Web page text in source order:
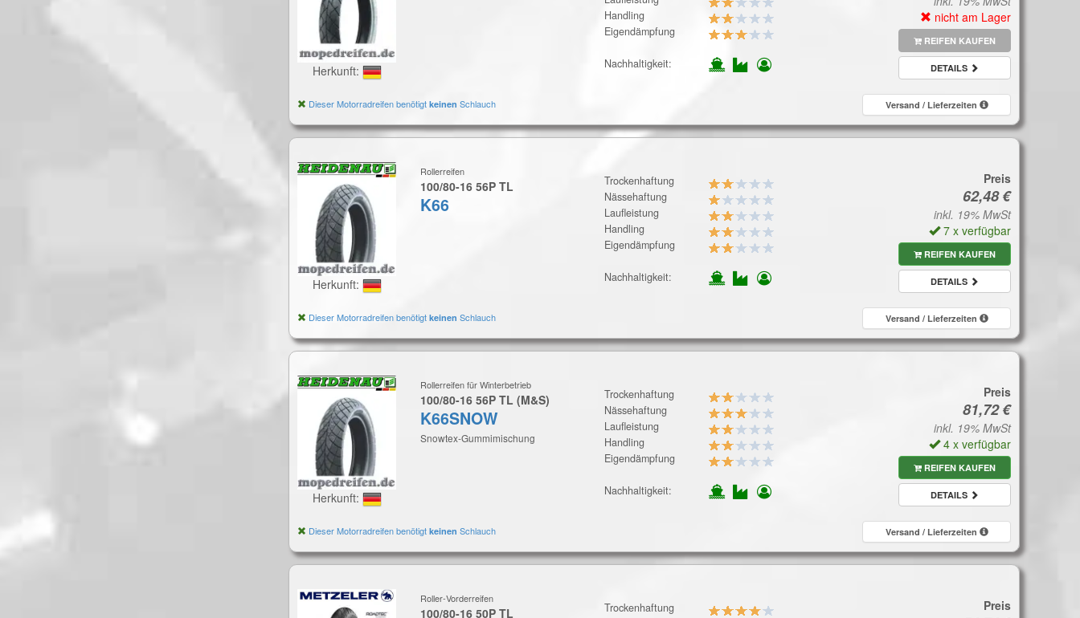
Herkunft:
Handling
Eigendämpfung
Nachhaltigkeit:
nicht am Lager
REIFEN KAUFEN
DETAILS
Dieser Motorradreifen benötigt keinen Schlauch Versand / Lieferzeiten
Herkunft:
Rollerreifen
100/80-16 56P TL
K66
Trockenhaftung
Nässehaftung
Laufleistung
Handling
Eigendämpfung
Nachhaltigkeit:
Preis
inkl. 19% MwSt
7 x verfügbar
REIFEN KAUFEN
DETAILS
Dieser Motorradreifen benötigt keinen Schlauch Versand / Lieferzeiten
Herkunft:
Rollerreifen für Winterbetrieb
100/80-16 56P TL (M&S)
K66SNOW
Snowtex-Gummimischung
Trockenhaftung
Nässehaftung
Laufleistung
Handling
Eigendämpfung
Nachhaltigkeit:
Preis
inkl. 19% MwSt
4 x verfügbar
REIFEN KAUFEN
DETAILS
Dieser Motorradreifen benötigt keinen Schlauch Versand / Lieferzeiten
Roller-Vorderreifen
100/80-16 50P TL
Trockenhaftung
Preis